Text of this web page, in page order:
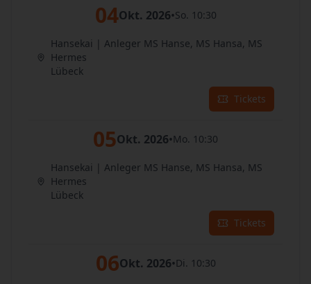
04Okt. 2026•So. 10:30
Hansekai | Anleger MS Hanse, MS Hansa, MS
Hermes
Lübeck
Tickets
05Okt. 2026•Mo. 10:30
Hansekai | Anleger MS Hanse, MS Hansa, MS
Hermes
Lübeck
Tickets
06Okt. 2026•Di. 10:30